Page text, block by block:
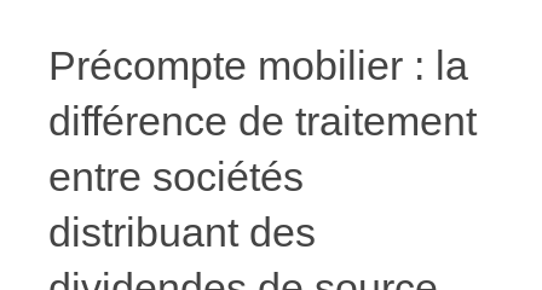
Précompte mobilier : la
différence de traitement
entre sociétés
distribuant des